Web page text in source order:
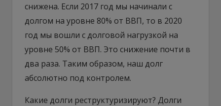
снижена. Если 2017 год мы начинали с
долгом на уровне 80% от ВВП, то в 2020
год мы вошли с долговой нагрузкой на
уровне 50% от ВВП. Это снижение почти в
два раза. Таким образом, наш долг
абсолютно под контролем.
Какие долги реструктуризируют? Долги